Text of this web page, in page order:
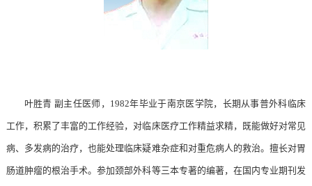
叶胜青 副主任医师，1982年毕业于南京医学院，长期从事普外科临床
工作，积累了丰富的工作经验，对临床医疗工作精益求精，既能做好对常见
病、多发病的治疗，也能处理临床疑难杂症和对重危病人的救治。擅长对胃
肠道肿瘤的根治手术。参加颈部外科等三本专著的编著，在国内专业期刊发